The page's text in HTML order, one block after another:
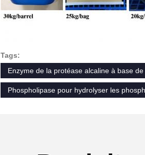
Tags:
Enzyme de la protéase alcaline à base
Phospholipase pour hydrolyser les